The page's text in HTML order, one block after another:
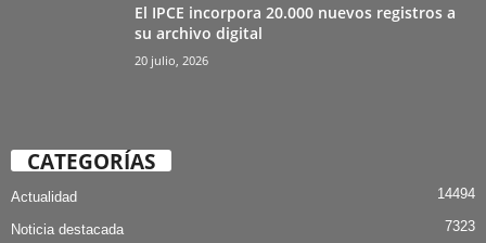
El IPCE incorpora 20.000 nuevos registros a
su archivo digital
20 julio, 2026
CATEGORÍAS
Actualidad 14494
Noticia destacada 7323